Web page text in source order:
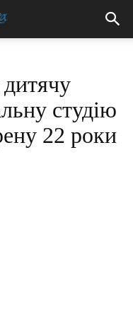
студію
22 роки